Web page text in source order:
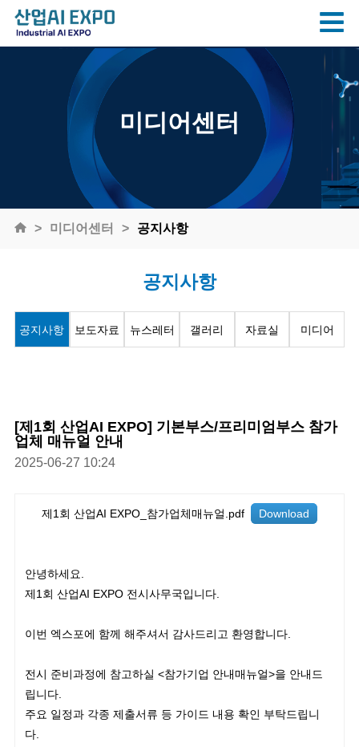
미디어센터
미디어센터 공지사항
공지사항
공지사항 보도자료 뉴스레터 갤러리 자료실 미디어
[제1회 산업AI EXPO] 기본부스/프리미엄부스 참가
업체 매뉴얼 안내
2025-06-27 10:24
제1회 산업AI EXPO_참가업체매뉴얼.pdf Download
안녕하세요.
제1회 산업AI EXPO 전시사무국입니다.
이번 엑스포에 함께 해주셔서 감사드리고 환영합니다.
전시 준비과정에 참고하실 <참가기업 안내매뉴얼>을 안내드
립니다.
주요 일정과 각종 제출서류 등 가이드 내용 확인 부탁드립니
다.